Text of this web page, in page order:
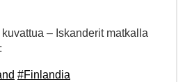
– Iskanderit matkalla
#Finlandia